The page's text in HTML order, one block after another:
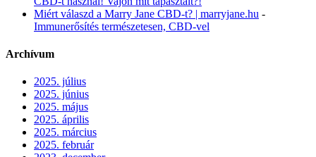
Miért válaszd a Marry Jane CBD-t? | marryjane.hu -
Immunerősítés természetesen, CBD-vel
Archívum
2025. július
2025. június
2025. május
2025. április
2025. március
2025. február